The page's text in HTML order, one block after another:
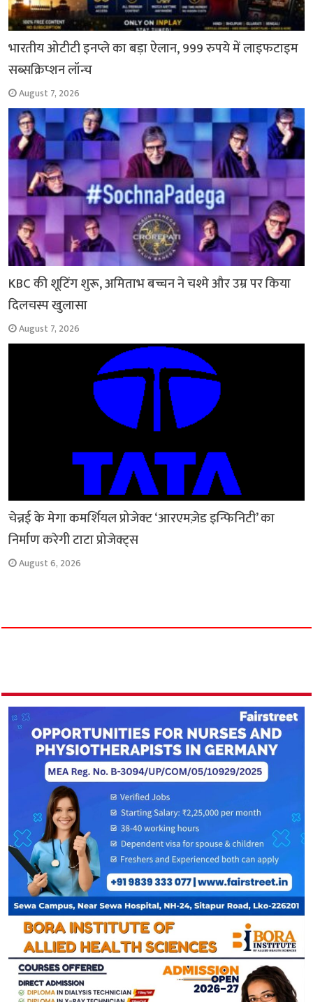
भारतीय ओटीटी इनप्ले का बड़ा ऐलान, 999 रुपये में लाइफटाइम
सब्सक्रिप्शन लॉन्च
August 7, 2026
KBC की शूटिंग शुरू, अमिताभ बच्चन ने चश्मे और उम्र पर किया
दिलचस्प खुलासा
August 7, 2026
चेन्नई के मेगा कमर्शियल प्रोजेक्ट ‘आरएमज़ेड इन्फिनिटी’ का
निर्माण करेगी टाटा प्रोजेक्ट्स
August 6, 2026